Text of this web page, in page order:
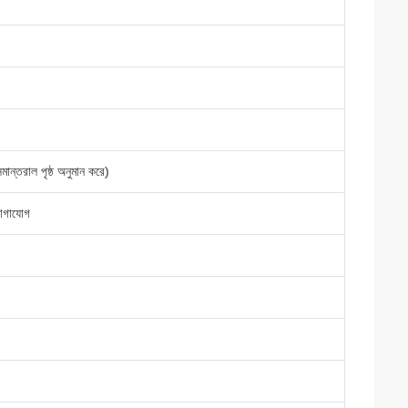
পৃষ্ঠ অনুমান করে)